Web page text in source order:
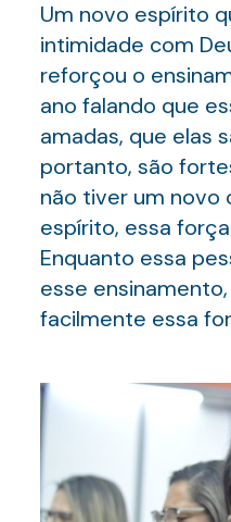
Um novo espírito
intimidade com
reforçou o
ano falando que
amadas, que elas
portanto, são
não tiver um novo
espírito, essa
Enquanto essa
esse
facilmente essa